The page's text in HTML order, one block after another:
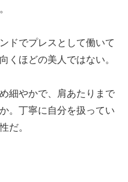
ドでプレスとして働いて
くほどの美人ではない。
細やかで、肩あたりまで
。丁寧に自分を扱ってい
だ。